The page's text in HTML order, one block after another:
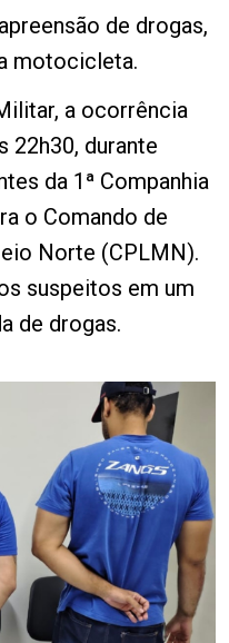
de drogas,
motocicleta.
a ocorrência
22h30, durante
da 1ª Companhia
o Comando de
Norte (CPLMN).
suspeitos em um
de drogas.